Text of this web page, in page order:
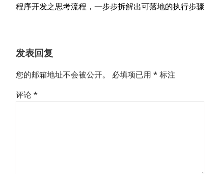
航
章：
下
程序开发之思考流程，一步步拆解出可落地的执行步骤
发表回复
您的邮箱地址不会被公开。 必填项已用 * 标注
评论*